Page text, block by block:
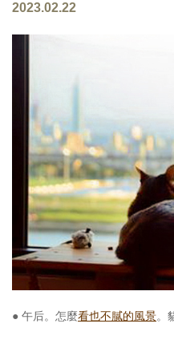
書房集
享樂隨手拍
照相簿
影音區
創意出版服務
歷史區
關於Yilan
2023.02.22
● 午后。怎麼看也不膩的風景。